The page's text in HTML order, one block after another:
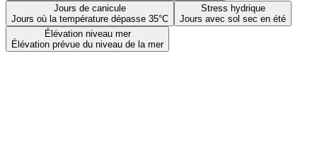
Jours de canicule
Jours où la température dépasse 35°C
Stress hydrique
Jours avec sol sec en été
Élévation niveau mer
Élévation prévue du niveau de la mer